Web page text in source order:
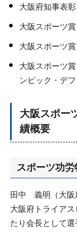
大阪府知事表
大阪スポーツ
大阪スポーツ
大阪スポーツ
ンピック・デ
大阪スポー
績概要
スポーツ功
田中 義明（大阪
大阪府トライア
たり会長として